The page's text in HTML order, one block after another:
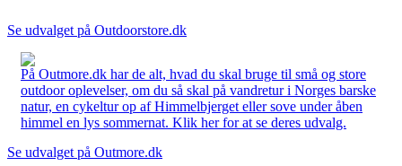
Se udvalget på Outdoorstore.dk
På Outmore.dk har de alt, hvad du skal bruge til små og store
outdoor oplevelser, om du så skal på vandretur i Norges barske
natur, en cykeltur op af Himmelbjerget eller sove under åben
himmel en lys sommernat. Klik her for at se deres udvalg.
Se udvalget på Outmore.dk